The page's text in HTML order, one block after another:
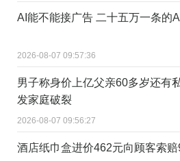
AI能不能接广告 二十五万一条的
2026-08-07 09:57:36
男子称身价上亿父亲60多岁还有
发家庭破裂
2026-08-07 09:56:27
酒店纸巾盒进价462元向顾客索